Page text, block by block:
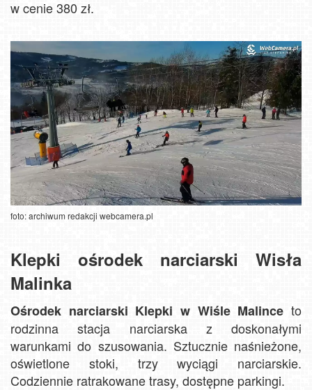
w cenie 380 zł.
foto: archiwum redakcji webcamera.pl
Klepki ośrodek narciarski Wisła
Malinka
Ośrodek narciarski Klepki w Wiśle Malince to
rodzinna stacja narciarska z doskonałymi
warunkami do szusowania. Sztucznie naśnieżone,
oświetlone stoki, trzy wyciągi narciarskie.
Codziennie ratrakowane trasy, dostępne parkingi.